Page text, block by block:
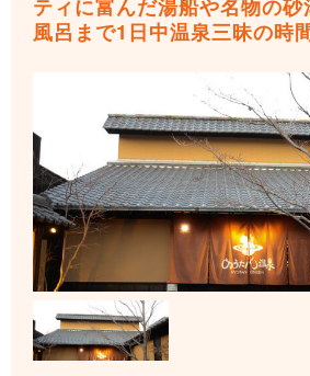
ティに富んだ湯船や名物の
風呂まで1日中温泉三昧の時